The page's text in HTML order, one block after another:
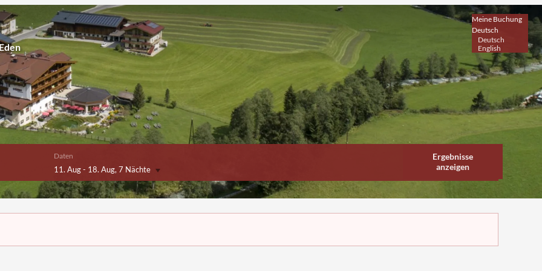
Daten
11. Aug- 18. Aug, 7 Nächte
Ergebnisse
anzeigen
Meine Buchung
Deutsch
Deutsch
English